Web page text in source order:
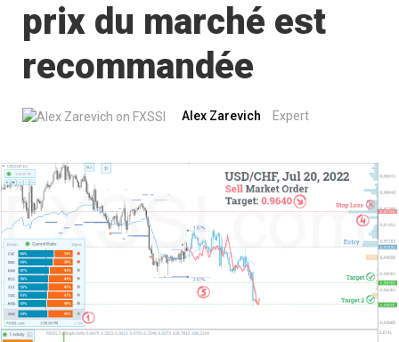
prix du marché est
recommandée
Alex Zarevich Expert